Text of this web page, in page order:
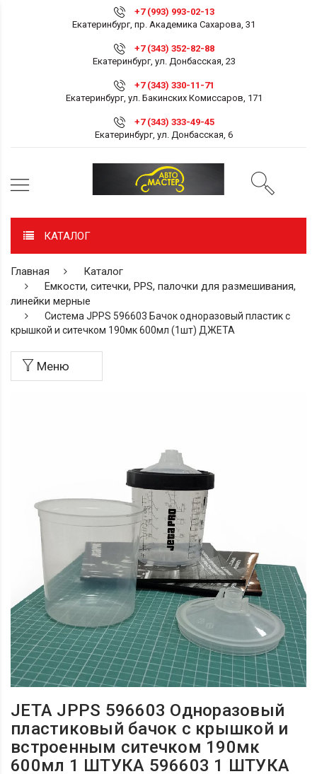
+7 (993) 993-02-13
Екатеринбург, пр. Академика Сахарова, 31
+7 (343) 352-82-88
Екатеринбург, ул. Донбасская, 23
+7 (343) 330-11-71
Екатеринбург, ул. Бакинских Комиссаров, 171
+7 (343) 333-49-45
Екатеринбург, ул. Донбасская, 6
КАТАЛОГ
Главная
Каталог
Емкости, ситечки, PPS, палочки для размешивания,
линейки мерные
Система JPPS 596603 Бачок одноразовый пластик с
крышкой и ситечком 190мк 600мл (1шт) ДЖЕТА
Меню
JETA JPPS 596603 Одноразовый
пластиковый бачок с крышкой и
встроенным ситечком 190мк
600мл 1 ШТУКА 596603 1 ШТУКА